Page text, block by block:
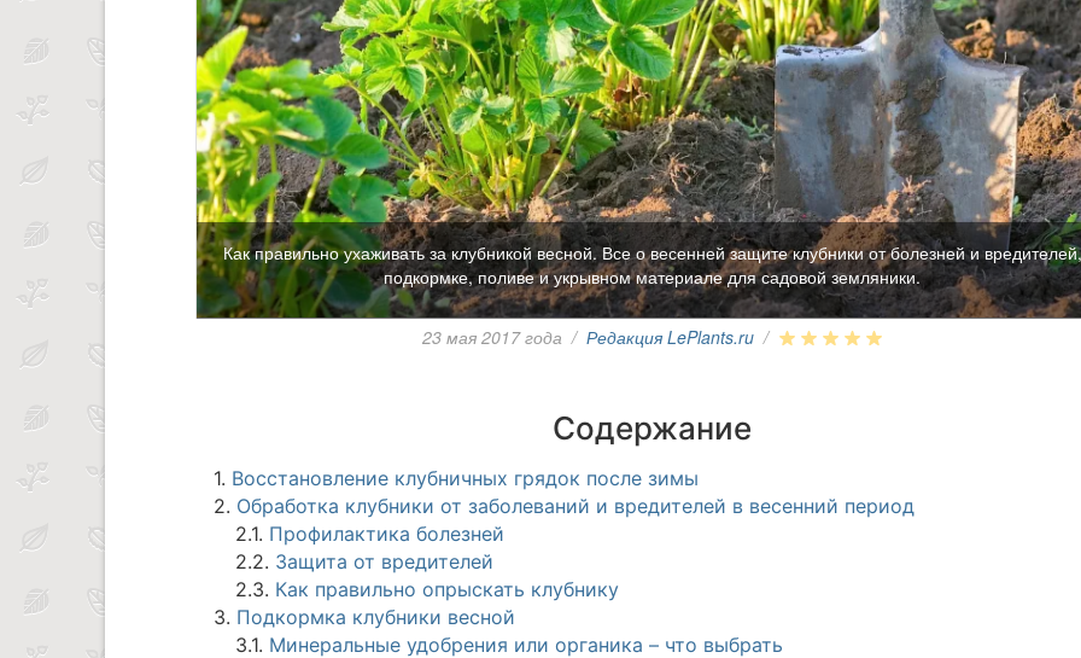
Как правильно ухаживать за клубникой весной. Все о весенней защите клубники от болезней и вредителей,
подкормке, поливе и укрывном материале для садовой земляники.
23 мая 2017 года / Редакция LePlants.ru /
Содержание
1. Восстановление клубничных грядок после зимы
2. Обработка клубники от заболеваний и вредителей в весенний период
2.1. Профилактика болезней
2.2. Защита от вредителей
2.3. Как правильно опрыскать клубнику
3. Подкормка клубники весной
3.1. Минеральные удобрения или органика – что выбрать